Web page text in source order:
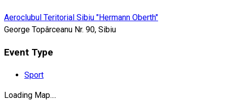
Aeroclubul Teritorial Sibiu "Hermann Oberth"
George Topârceanu Nr. 90, Sibiu
Event Type
Sport
Loading Map....